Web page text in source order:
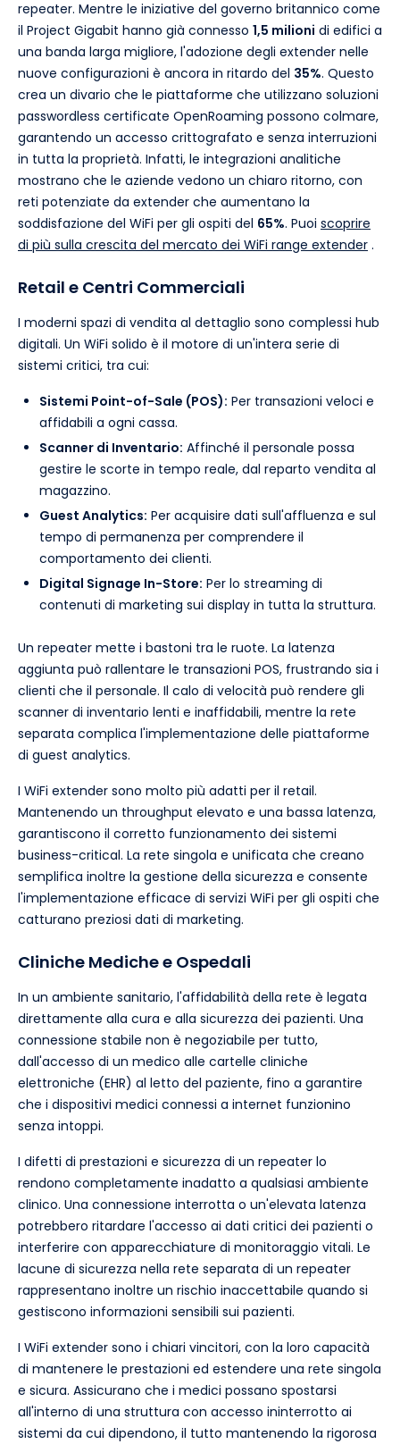
repeater. Mentre le iniziative del governo britannico come
il Project Gigabit hanno già connesso 1,5 milioni di edifici a
una banda larga migliore, l'adozione degli extender nelle
nuove configurazioni è ancora in ritardo del 35%. Questo
crea un divario che le piattaforme che utilizzano soluzioni
passwordless certificate OpenRoaming possono colmare,
garantendo un accesso crittografato e senza interruzioni
in tutta la proprietà. Infatti, le integrazioni analitiche
mostrano che le aziende vedono un chiaro ritorno, con
reti potenziate da extender che aumentano la
soddisfazione del WiFi per gli ospiti del 65%. Puoi scoprire
di più sulla crescita del mercato dei WiFi range extender .
Retail e Centri Commerciali
I moderni spazi di vendita al dettaglio sono complessi hub
digitali. Un WiFi solido è il motore di un'intera serie di
sistemi critici, tra cui:
Sistemi Point-of-Sale (POS): Per transazioni veloci e
affidabili a ogni cassa.
Scanner di Inventario: Affinché il personale possa
gestire le scorte in tempo reale, dal reparto vendita al
magazzino.
Guest Analytics: Per acquisire dati sull'affluenza e sul
tempo di permanenza per comprendere il
comportamento dei clienti.
Digital Signage In-Store: Per lo streaming di
contenuti di marketing sui display in tutta la struttura.
Un repeater mette i bastoni tra le ruote. La latenza
aggiunta può rallentare le transazioni POS, frustrando sia i
clienti che il personale. Il calo di velocità può rendere gli
scanner di inventario lenti e inaffidabili, mentre la rete
separata complica l'implementazione delle piattaforme
di guest analytics.
I WiFi extender sono molto più adatti per il retail.
Mantenendo un throughput elevato e una bassa latenza,
garantiscono il corretto funzionamento dei sistemi
business-critical. La rete singola e unificata che creano
semplifica inoltre la gestione della sicurezza e consente
l'implementazione efficace di servizi WiFi per gli ospiti che
catturano preziosi dati di marketing.
Cliniche Mediche e Ospedali
In un ambiente sanitario, l'affidabilità della rete è legata
direttamente alla cura e alla sicurezza dei pazienti. Una
connessione stabile non è negoziabile per tutto,
dall'accesso di un medico alle cartelle cliniche
elettroniche (EHR) al letto del paziente, fino a garantire
che i dispositivi medici connessi a internet funzionino
senza intoppi.
I difetti di prestazioni e sicurezza di un repeater lo
rendono completamente inadatto a qualsiasi ambiente
clinico. Una connessione interrotta o un'elevata latenza
potrebbero ritardare l'accesso ai dati critici dei pazienti o
interferire con apparecchiature di monitoraggio vitali. Le
lacune di sicurezza nella rete separata di un repeater
rappresentano inoltre un rischio inaccettabile quando si
gestiscono informazioni sensibili sui pazienti.
I WiFi extender sono i chiari vincitori, con la loro capacità
di mantenere le prestazioni ed estendere una rete singola
e sicura. Assicurano che i medici possano spostarsi
all'interno di una struttura con accesso ininterrotto ai
sistemi da cui dipendono, il tutto mantenendo la rigorosa